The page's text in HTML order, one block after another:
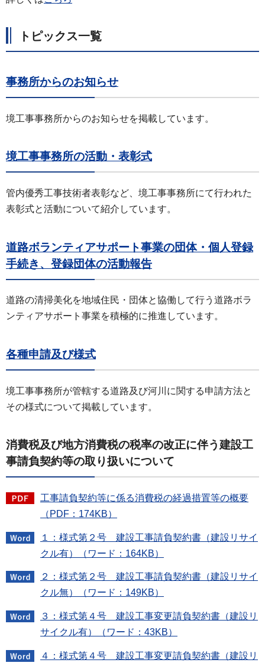
トピックス一覧
事務所からのお知らせ
境工事事務所からのお知らせを掲載しています。
境工事事務所の活動・表彰式
管内優秀工事技術者表彰など、境工事事務所にて行われた
表彰式と活動について紹介しています。
道路ボランティアサポート事業の団体・個人登録
手続き、登録団体の活動報告
道路の清掃美化を地域住民・団体と協働して行う道路ボラ
ンティアサポート事業を積極的に推進しています。
各種申請及び様式
境工事事務所が管轄する道路及び河川に関する申請方法と
その様式について掲載しています。
消費税及び地方消費税の税率の改正に伴う建設工
事請負契約等の取り扱いについて
工事請負契約等に係る消費税の経過措置等の概要
（PDF：174KB）
１：様式第２号 建設工事請負契約書（建設リサイ
クル有）（ワード：164KB）
２：様式第２号 建設工事請負契約書（建設リサイ
クル無）（ワード：149KB）
３：様式第４号 建設工事変更請負契約書（建設リ
サイクル有）（ワード：43KB）
４：様式第４号 建設工事変更請負契約書（建設リ